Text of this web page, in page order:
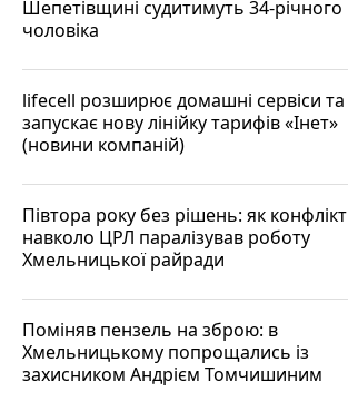
Шепетівщині судитимуть 34-річного
чоловіка
lifecell розширює домашні сервіси та
запускає нову лінійку тарифів «Інет»
(новини компаній)
Півтора року без рішень: як конфлікт
навколо ЦРЛ паралізував роботу
Хмельницької райради
Поміняв пензель на зброю: в
Хмельницькому попрощались із
захисником Андрієм Томчишиним